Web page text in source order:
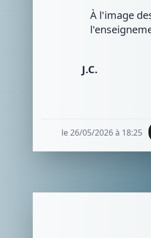
À l'image
J.C.
le 26/05/2026 à 18:25